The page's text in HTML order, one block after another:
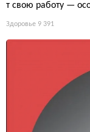
т свою работу —
Здоровье 9 391